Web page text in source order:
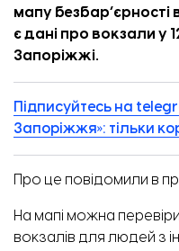
мапу безбарʼєрності
є дані про вокзали у
Запоріжжі.
Підписуйтесь на
Запоріжжя»: тільки
Про це повідомили в
На мапі можна
вокзалів для людей з